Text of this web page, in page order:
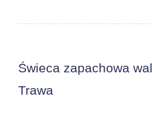
Świeca zapachowa
Trawa